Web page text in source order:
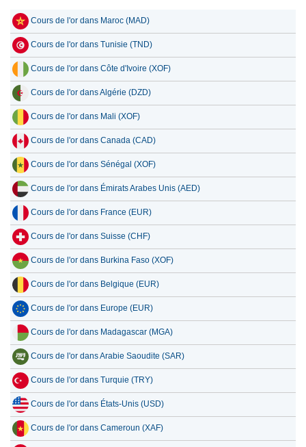
Cours de l'or dans Maroc (MAD)
Cours de l'or dans Tunisie (TND)
Cours de l'or dans Côte d'Ivoire (XOF)
Cours de l'or dans Algérie (DZD)
Cours de l'or dans Mali (XOF)
Cours de l'or dans Canada (CAD)
Cours de l'or dans Sénégal (XOF)
Cours de l'or dans Émirats Arabes Unis (AED)
Cours de l'or dans France (EUR)
Cours de l'or dans Suisse (CHF)
Cours de l'or dans Burkina Faso (XOF)
Cours de l'or dans Belgique (EUR)
Cours de l'or dans Europe (EUR)
Cours de l'or dans Madagascar (MGA)
Cours de l'or dans Arabie Saoudite (SAR)
Cours de l'or dans Turquie (TRY)
Cours de l'or dans États-Unis (USD)
Cours de l'or dans Cameroun (XAF)